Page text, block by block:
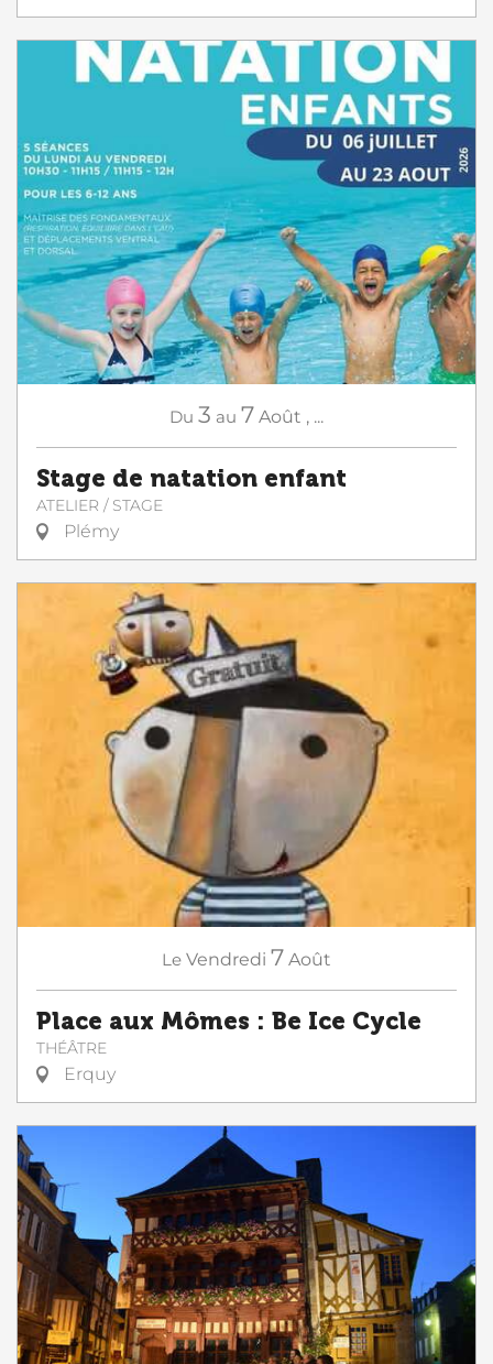
Du 3 au 7 Août , ...
Stage de natation enfant
ATELIER / STAGE
Plémy
Le Vendredi 7 Août
Place aux Mômes : Be Ice Cycle
THÉÂTRE
Erquy